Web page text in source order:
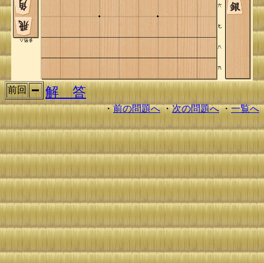
前回 解 答
・前の問題へ・次の問題へ・一覧へ